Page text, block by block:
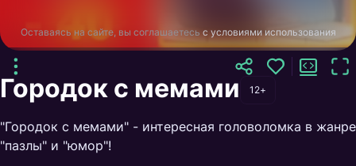
Оставаясь на сайте, вы соглашаетесьс условиями использования
Городок с мемами 12+
"Городок с мемами" - интересная головоломка в жанре
"пазлы" и "юмор"!